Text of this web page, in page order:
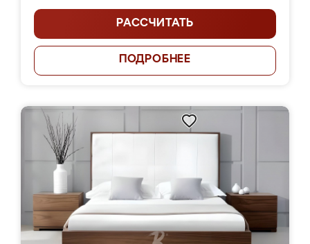
РАССЧИТАТЬ
ПОДРОБНЕЕ